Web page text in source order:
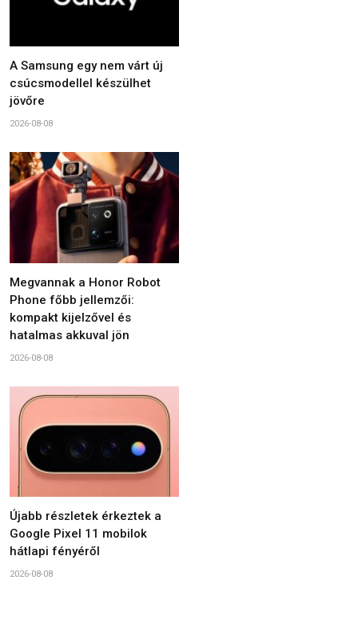
A Samsung egy nem várt új
csúcsmodellel készülhet
jövőre
2026-08-08
Megvannak a Honor Robot
Phone főbb jellemzői:
kompakt kijelzővel és
hatalmas akkuval jön
2026-08-08
Újabb részletek érkeztek a
Google Pixel 11 mobilok
hátlapi fényéről
2026-08-08